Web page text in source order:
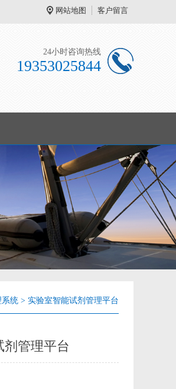
网站地图 客户留言
24小时咨询热线
19353025844
系统 > 实验室智能试剂管理平台
剂管理平台